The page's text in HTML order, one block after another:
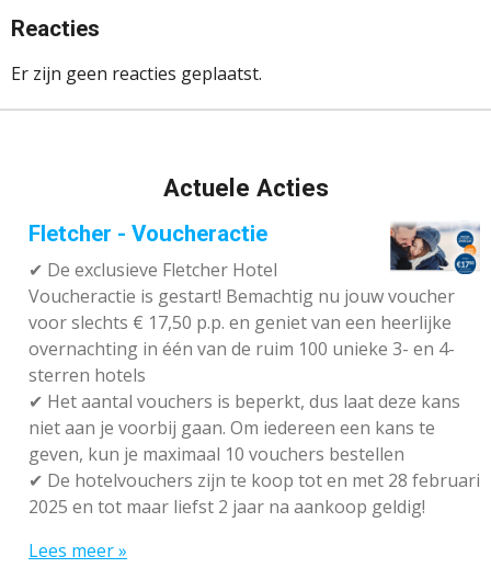
Reacties
Er zijn geen reacties geplaatst.
Actuele Acties
Fletcher - Voucheractie
✔ De exclusieve Fletcher Hotel
Voucheractie is gestart! Bemachtig nu jouw voucher
voor slechts € 17,50 p.p. en geniet van een heerlijke
overnachting in één van de ruim 100 unieke 3- en 4-
sterren hotels
✔ Het aantal vouchers is beperkt, dus laat deze kans
niet aan je voorbij gaan. Om iedereen een kans te
geven, kun je maximaal 10 vouchers bestellen
✔ De hotelvouchers zijn te koop tot en met 28 februari
2025 en tot maar liefst 2 jaar na aankoop geldig!
Lees meer »